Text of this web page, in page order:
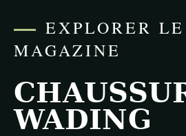
EXPLORER LE
MAGAZINE
WADING